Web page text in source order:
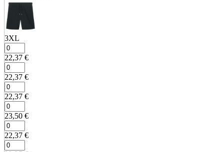
3XL
22,37 €
22,37 €
22,37 €
23,50 €
22,37 €